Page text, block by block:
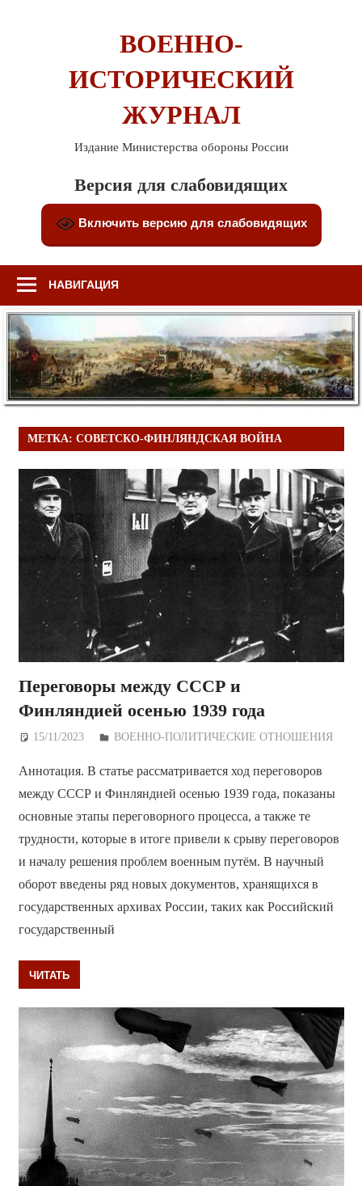
ВОЕННО-
ИСТОРИЧЕСКИЙ
ЖУРНАЛ
Издание Министерства обороны России
Версия для слабовидящих
Включить версию для слабовидящих
НАВИГАЦИЯ
МЕТКА: СОВЕТСКО-ФИНЛЯНДСКАЯ ВОЙНА
Переговоры между СССР и
Финляндией осенью 1939 года
15/11/2023 Дежурный по Редакции
ВОЕННО-ПОЛИТИЧЕСКИE ОТНОШЕНИЯ
Аннотация. В статье рассматривается ход переговоров
между СССР и Финляндией осенью 1939 года, показаны
основные этапы переговорного процесса, а также те
трудности, которые в итоге привели к срыву переговоров
и началу решения проблем военным путём. В научный
оборот введены ряд новых документов, хранящихся в
государственных архивах России, таких как Российский
государственный
ЧИТАТЬ